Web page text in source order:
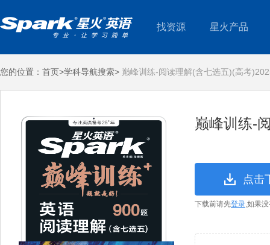
找资源 星火产品
您的位置： 首页>学科导航搜索> 巅峰训练-阅读理解(含七选五)(高考
巅峰训练-
点击
下载前请先登录,如果